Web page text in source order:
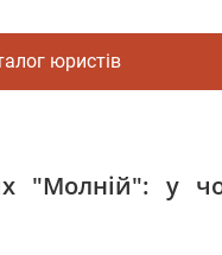
юристів
"Молній": у